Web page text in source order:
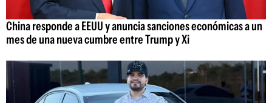
China responde a EEUU y anuncia sanciones económicas a un
mes de una nueva cumbre entre Trump y Xi